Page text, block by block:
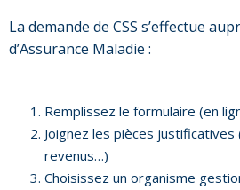
La demande de CSS s’effectue
d’Assurance Maladie :
Remplissez le formulaire (en
Joignez les pièces
revenus…)
Choisissez un organisme